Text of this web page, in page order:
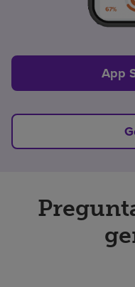
App